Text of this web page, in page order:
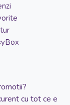
cu tot ce e